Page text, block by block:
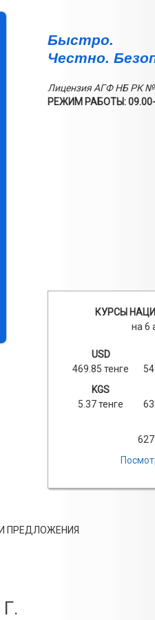
Быстро.
Честно.
Лицензия АГФ НБ РК
РЕЖИМ РАБОТЫ:
КУРСЫ
на 6
USD
469.85 тенге
KGS
5.37 тенге
ПРЕДЛОЖЕНИЯ